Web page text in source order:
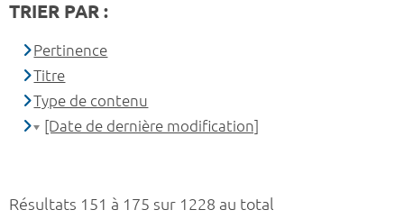
Résultats 151 à 175 sur 1228 au total
TRIER PAR :
Pertinence
Titre
Type de contenu
[Date de dernière modification]